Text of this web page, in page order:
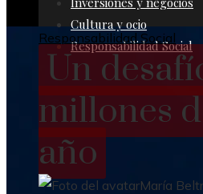
Cultura y ocio
Responsabilidad Social
Responsabilidad Social
Un
millones
año
María